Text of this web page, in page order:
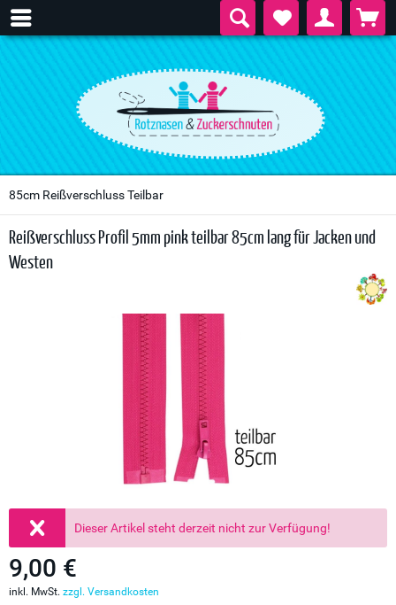
85cm Reißverschluss Teilbar
Reißverschluss Profil 5mm pink teilbar 85cm lang für Jacken und
Westen
Dieser Artikel steht derzeit nicht zur Verfügung!
9,00 €
inkl. MwSt. zzgl. Versandkosten